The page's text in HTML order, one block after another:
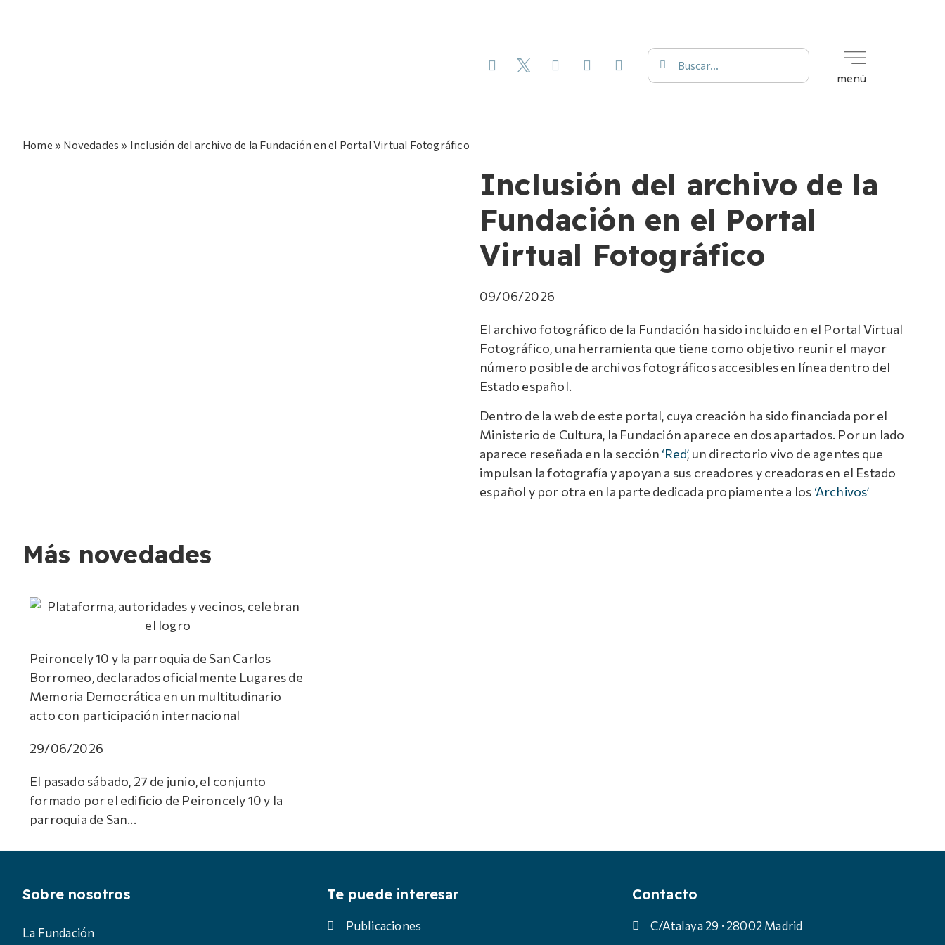
menú
Home » Novedades » Inclusión del archivo de la Fundación en el Portal Virtual Fotográfico
Inclusión del archivo de la
Fundación en el Portal
Virtual Fotográfico
09/06/2026
El archivo fotográfico de la Fundación ha sido incluido en el Portal Virtual
Fotográfico, una herramienta que tiene como objetivo reunir el mayor
número posible de archivos fotográficos accesibles en línea dentro del
Estado español.
Dentro de la web de este portal, cuya creación ha sido financiada por el
Ministerio de Cultura, la Fundación aparece en dos apartados. Por un lado
aparece reseñada en la sección ‘Red’, un directorio vivo de agentes que
impulsan la fotografía y apoyan a sus creadores y creadoras en el Estado
español y por otra en la parte dedicada propiamente a los ‘Archivos’
Más novedades
Peironcely 10 y la parroquia de San Carlos
Borromeo, declarados oficialmente Lugares de
Memoria Democrática en un multitudinario
acto con participación internacional
29/06/2026
El pasado sábado, 27 de junio, el conjunto
formado por el edificio de Peironcely 10 y la
parroquia de San...
Sobre nosotros
La Fundación
Te puede interesar
Publicaciones
Contacto
C/Atalaya 29 · 28002 Madrid